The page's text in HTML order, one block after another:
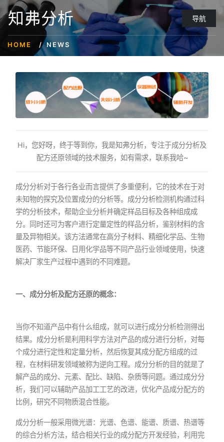
知弗分析 导航
HOME NEWS
Hi，您好呀，终于等到你，我是知弗分析，专注于成分分析及
配方还原领域的技术服务，如有需求，联系我哈~
成分分析对于各行各业而言提供了多重便利，它的技术在于对
未知物的探究及位置成分的分析等。成分分析检测机构通过科
学的分析技术，帮助企业分析并确定样品目标及各种组成成
分。同时还可为客户进行定量定性的样品分析，鉴别材料的含
量及异物相关。该方法通常在高分子材料、精细化学品、生物
医药、节能环保、日用化学品等不同产品行业领域使用，快速
解决厂家生产过程中遇到的不同难题。
一、成分分析及配方还原的概念：
当你不知道产品中有什么组成，就可以进行成分分析检测得出
结果。成分分析是利用科学方法对产品的成分进行分析，对每
个成分进行定性和定量分析，然后恢复其成分配方组成的过
程，在材料研发领域被称为逆向工程。成分分析的目的就是了
解产品的成分、元素、配比、缺陷、杂质等问题。通过成分分
析，我们可以辅助产品加工工艺的改进，优化产品成分配方的
比例，研究不同物质混合性能。
成分分析一般采用微光谱：光谱、色谱、能谱、质谱、热谱等
的综合分析方法，结合相关行业的成分配方开发经验，利用完